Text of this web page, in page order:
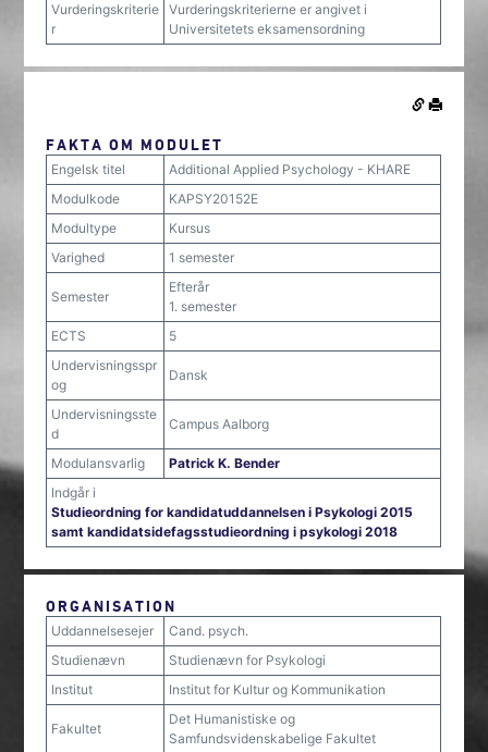
Vurderingskriterie
r
Vurderingskriterierne er angivet i
Universitetets eksamensordning
FAKTA OM MODULET
Engelsk titel
Additional Applied Psychology - KHARE
Modulkode
KAPSY20152E
Modultype
Kursus
Varighed
1 semester
Semester
Efterår
1. semester
ECTS
5
Undervisningsspr
og
Dansk
Undervisningsste
d
Campus Aalborg
Modulansvarlig
Patrick K. Bender
Indgår i
Studieordning for kandidatuddannelsen i Psykologi 2015
samt kandidatsidefagsstudieordning i psykologi 2018
ORGANISATION
Uddannelsesejer
Cand. psych.
Studienævn
Studienævn for Psykologi
Institut
Institut for Kultur og Kommunikation
Fakultet
Det Humanistiske og
Samfundsvidenskabelige Fakultet